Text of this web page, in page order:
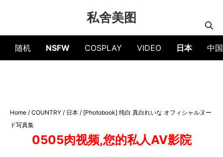
私舍美图
随机 NSFW COSPLAY VIDEO 日本 中国
Home / COUNTRY / 日本 / [Photobook] 纯白 真白れいな オフィシャルヌー
ド写真集
0505肉视频,您的私人AV影院